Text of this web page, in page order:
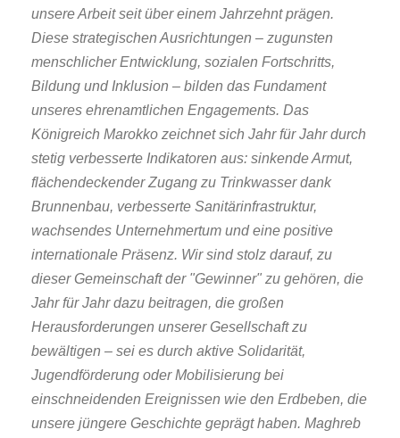
unsere Arbeit seit über einem Jahrzehnt prägen.
Diese strategischen Ausrichtungen – zugunsten
menschlicher Entwicklung, sozialen Fortschritts,
Bildung und Inklusion – bilden das Fundament
unseres ehrenamtlichen Engagements. Das
Königreich Marokko zeichnet sich Jahr für Jahr durch
stetig verbesserte Indikatoren aus: sinkende Armut,
flächendeckender Zugang zu Trinkwasser dank
Brunnenbau, verbesserte Sanitärinfrastruktur,
wachsendes Unternehmertum und eine positive
internationale Präsenz. Wir sind stolz darauf, zu
dieser Gemeinschaft der "Gewinner" zu gehören, die
Jahr für Jahr dazu beitragen, die großen
Herausforderungen unserer Gesellschaft zu
bewältigen – sei es durch aktive Solidarität,
Jugendförderung oder Mobilisierung bei
einschneidenden Ereignissen wie den Erdbeben, die
unsere jüngere Geschichte geprägt haben. Maghreb